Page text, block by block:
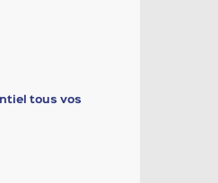
tous vos